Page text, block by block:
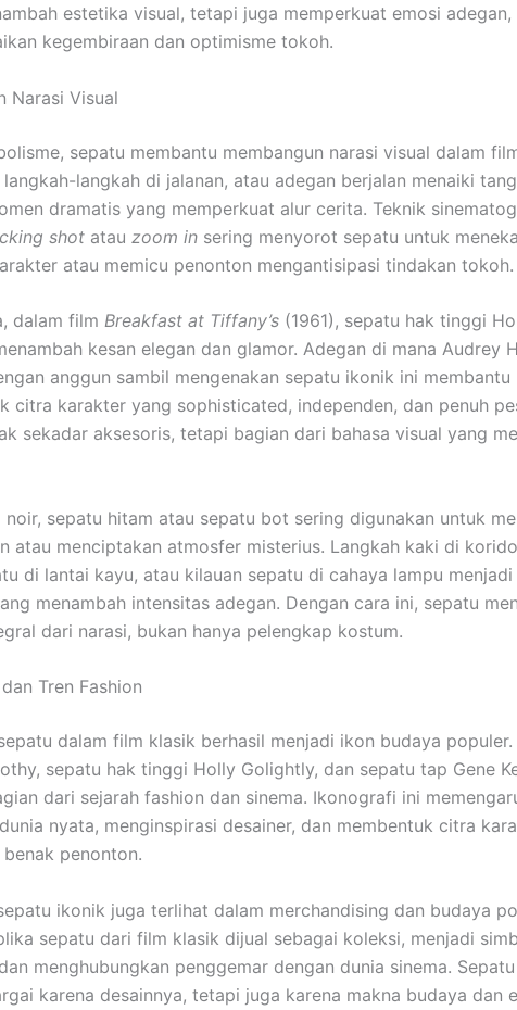
estetika visual, tetapi juga memperkuat emosi adegan,
kegembiraan dan optimisme tokoh.
Narasi Visual
sepatu membantu membangun narasi visual dalam
langkah di jalanan, atau adegan berjalan menaiki
dramatis yang memperkuat alur cerita. Teknik
shot atau zoom in sering menyorot sepatu untuk
atau memicu penonton mengantisipasi tindakan tokoh.
dalam film Breakfast at Tiffany’s (1961), sepatu hak tinggi
kesan elegan dan glamor. Adegan di mana Audrey
anggun sambil mengenakan sepatu ikonik ini membantu
citra karakter yang sophisticated, independen, dan penuh
sekadar aksesoris, tetapi bagian dari bahasa visual yang
noir, sepatu hitam atau sepatu bot sering digunakan untuk
atau menciptakan atmosfer misterius. Langkah kaki di
di lantai kayu, atau kilauan sepatu di cahaya lampu menjadi
menambah intensitas adegan. Dengan cara ini, sepatu
dari narasi, bukan hanya pelengkap kostum.
Tren Fashion
dalam film klasik berhasil menjadi ikon budaya populer.
sepatu hak tinggi Holly Golightly, dan sepatu tap Gene
dari sejarah fashion dan sinema. Ikonografi ini
nyata, menginspirasi desainer, dan membentuk citra
penonton.
ikonik juga terlihat dalam merchandising dan budaya
sepatu dari film klasik dijual sebagai koleksi, menjadi
menghubungkan penggemar dengan dunia sinema.
karena desainnya, tetapi juga karena makna budaya dan